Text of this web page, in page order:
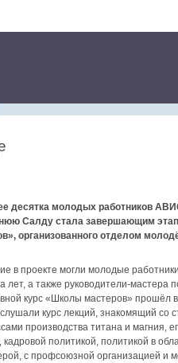
десятка молодых работников
Салду стала завершающим
организованного отделом
в проекте могли молодые
лет, а также руководители-мастера
курс «Школы мастеров» прошёл в
курс лекций, знакомящий со
производства титана и магния,
политикой, политикой в
с профсоюзной организацией и